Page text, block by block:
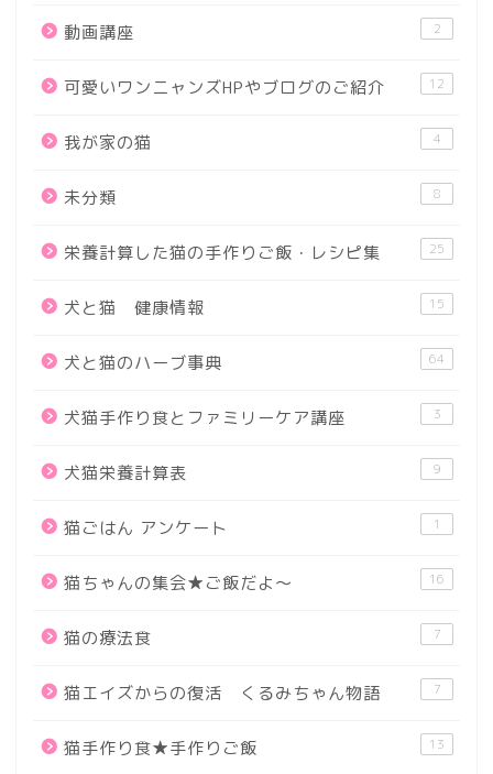
動画講座 2
可愛いワンニャンズHPやブログのご紹介 12
我が家の猫 4
未分類 8
栄養計算した猫の手作りご飯・レシピ集 25
犬と猫 健康情報 15
犬と猫のハーブ事典 64
犬猫手作り食とファミリーケア講座 3
犬猫栄養計算表 9
猫ごはん アンケート 1
猫ちゃんの集会★ご飯だよ～ 16
猫の療法食 7
猫エイズからの復活 くるみちゃん物語 7
猫手作り食★手作りご飯 13